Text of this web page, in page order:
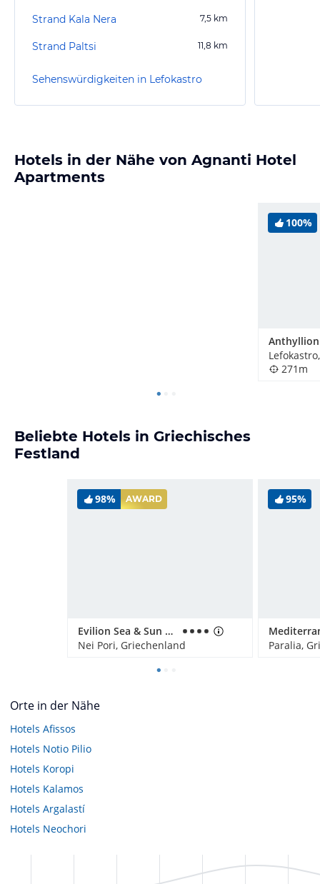
Strand Kala Nera 7,5 km
Strand Paltsi 11,8 km
Sehenswürdigkeiten in Lefokastro
Hotels in der Nähe von Agnanti Hotel
Apartments
100%
271m
Beliebte Hotels in Griechisches
Festland
98% AWARD
Evilion Sea & Sun Hotel
Nei Pori, Griechenland
95%
Paralia,
Orte in der Nähe
Hotels Afissos
Hotels Notio Pilio
Hotels Koropi
Hotels Kalamos
Hotels Argalastí
Hotels Neochori